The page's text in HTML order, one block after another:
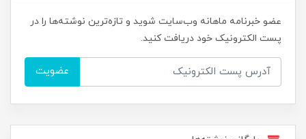
عضو خبرنامه ماهانه وب‌سایت شوید و تازه‌ترین نوشته‌ها را در
پست الکترونیک خود دریافت کنید.
عضویت